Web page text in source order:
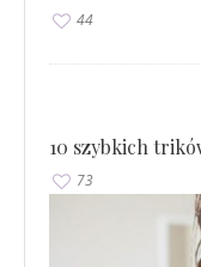
44
10 szybkich
73